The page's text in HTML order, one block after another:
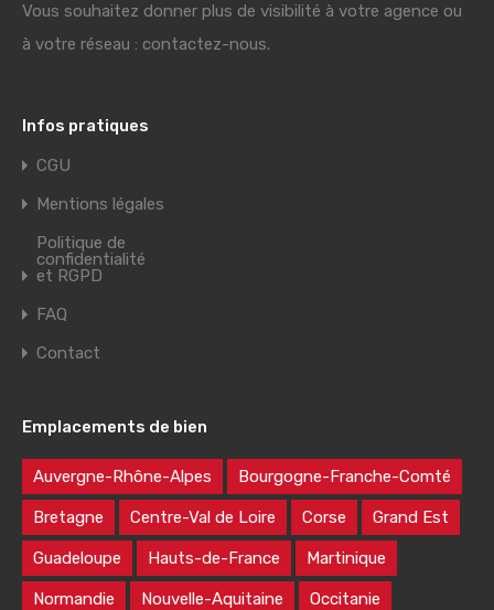
Vous souhaitez donner plus de visibilité à votre agence ou
à votre réseau : contactez-nous.
Infos pratiques
CGU
Mentions légales
Politique de
confidentialité
et RGPD
FAQ
Contact
Emplacements de bien
Auvergne-Rhône-Alpes Bourgogne-Franche-Comté
Bretagne Centre-Val de Loire Corse Grand Est
Guadeloupe Hauts-de-France Martinique
Normandie Nouvelle-Aquitaine Occitanie